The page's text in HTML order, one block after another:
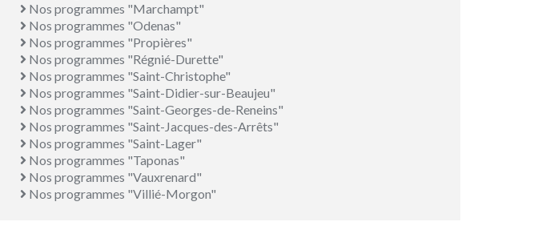
Nos programmes "Marchampt"
Nos programmes "Odenas"
Nos programmes "Propières"
Nos programmes "Régnié-Durette"
Nos programmes "Saint-Christophe"
Nos programmes "Saint-Didier-sur-Beaujeu"
Nos programmes "Saint-Georges-de-Reneins"
Nos programmes "Saint-Jacques-des-Arrêts"
Nos programmes "Saint-Lager"
Nos programmes "Taponas"
Nos programmes "Vauxrenard"
Nos programmes "Villié-Morgon"